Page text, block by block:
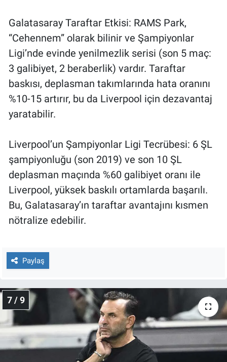
Galatasaray Taraftar Etkisi: RAMS Park,
“Cehennem” olarak bilinir ve Şampiyonlar
Ligi’nde evinde yenilmezlik serisi (son 5 maç:
3 galibiyet, 2 beraberlik) vardır. Taraftar
baskısı, deplasman takımlarında hata oranını
%10-15 artırır, bu da Liverpool için dezavantaj
yaratabilir.
Liverpool’un Şampiyonlar Ligi Tecrübesi: 6 ŞL
şampiyonluğu (son 2019) ve son 10 ŞL
deplasman maçında %60 galibiyet oranı ile
Liverpool, yüksek baskılı ortamlarda başarılı.
Bu, Galatasaray’ın taraftar avantajını kısmen
nötralize edebilir.
Paylaş
7 / 9